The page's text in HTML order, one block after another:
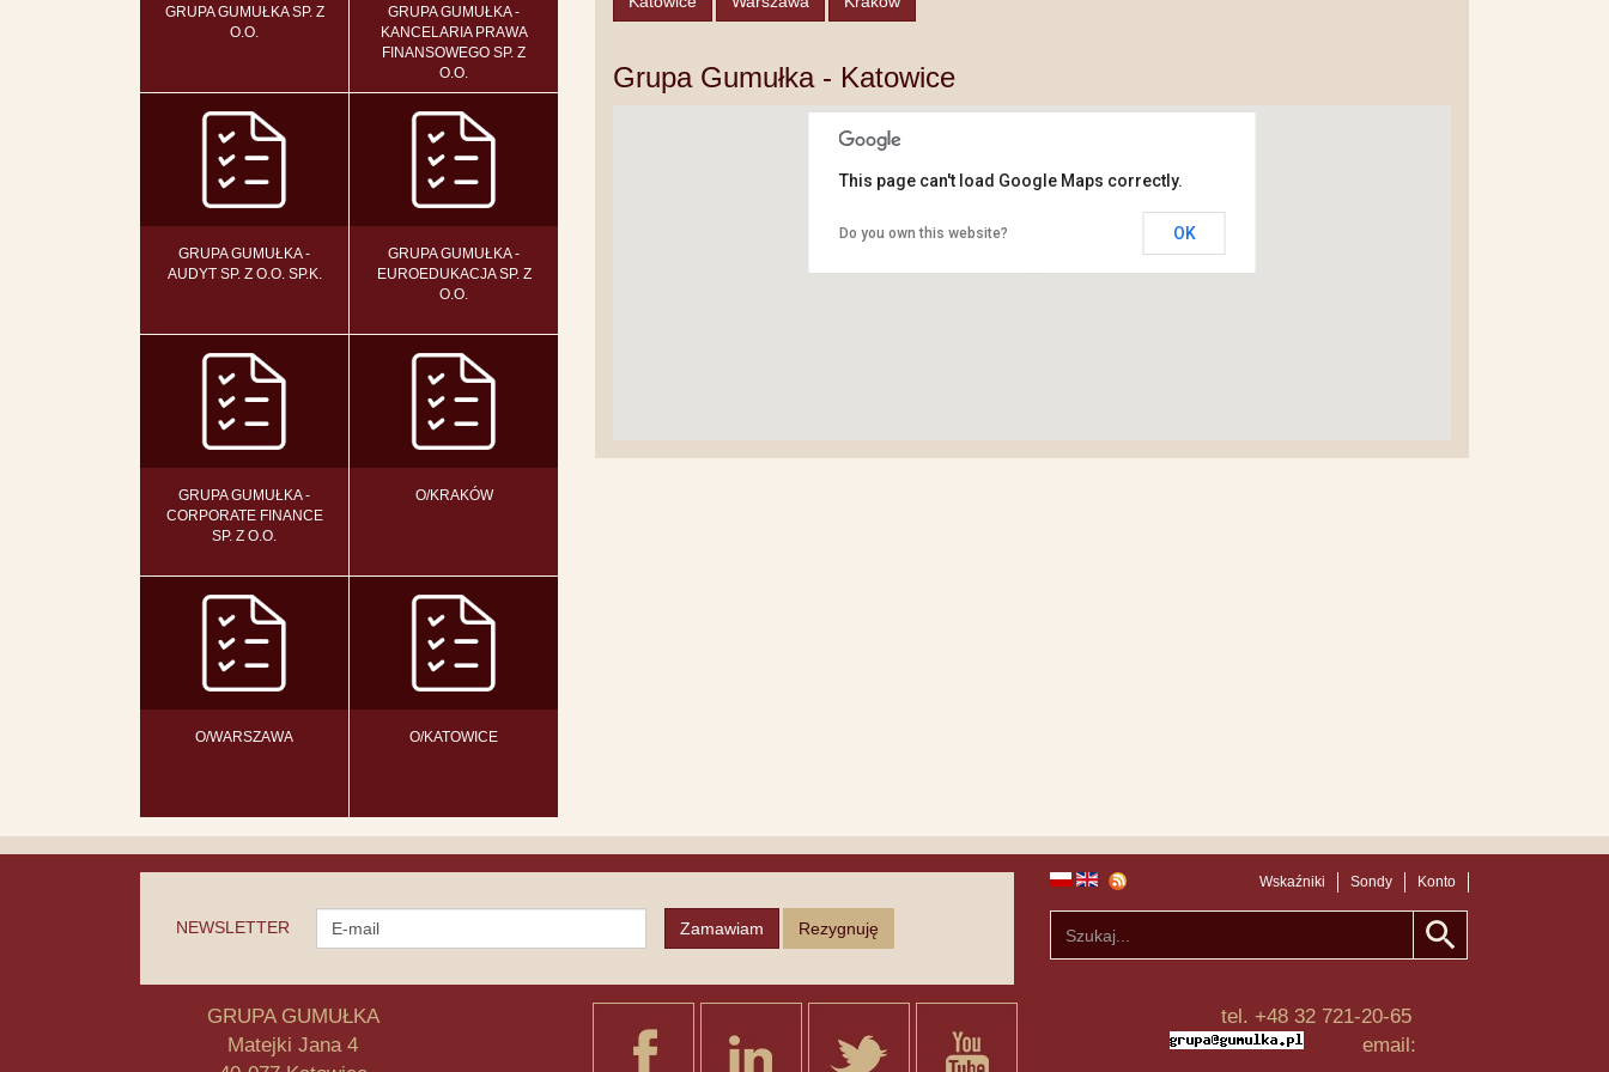
GRUPA GUMUŁKA SP. Z
O.O.
GRUPA GUMUŁKA -
KANCELARIA PRAWA
FINANSOWEGO SP. Z
O.O.
GRUPA GUMUŁKA -
AUDYT SP. Z O.O. SP.K.
GRUPA GUMUŁKA -
EUROEDUKACJA SP. Z
O.O.
GRUPA GUMUŁKA -
CORPORATE FINANCE
SP. Z O.O.
O/KRAKÓW
O/WARSZAWA O/KATOWICE
Grupa Gumułka - Katowice
Grupa Gumułka - Katowice
This page can't load Google Maps correctly.
Do you own this website? OK
NEWSLETTER
Wskaźniki Sondy Konto
GRUPA GUMUŁKA
Matejki Jana 4
tel. +48 32 721-20-65
email: